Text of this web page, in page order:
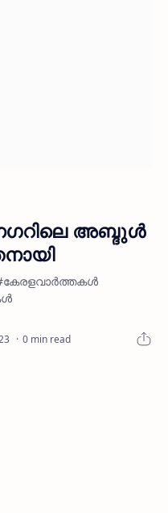
അബ്ദുള്‍
#കേരളവാർത്തകൾ
0 min read